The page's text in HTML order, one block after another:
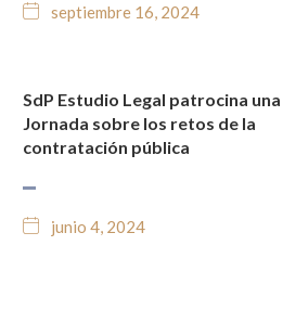
septiembre 16, 2024
NOTICIAS Y BLOG JURÍDICO
SdP Estudio Legal patrocina una
Jornada sobre los retos de la
contratación pública
junio 4, 2024